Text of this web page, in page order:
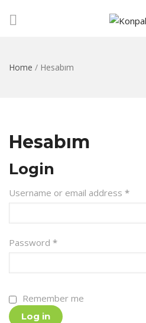
Home / Hesabım
Hesabım
Login
Username or email address *
Password *
Remember me
Log in